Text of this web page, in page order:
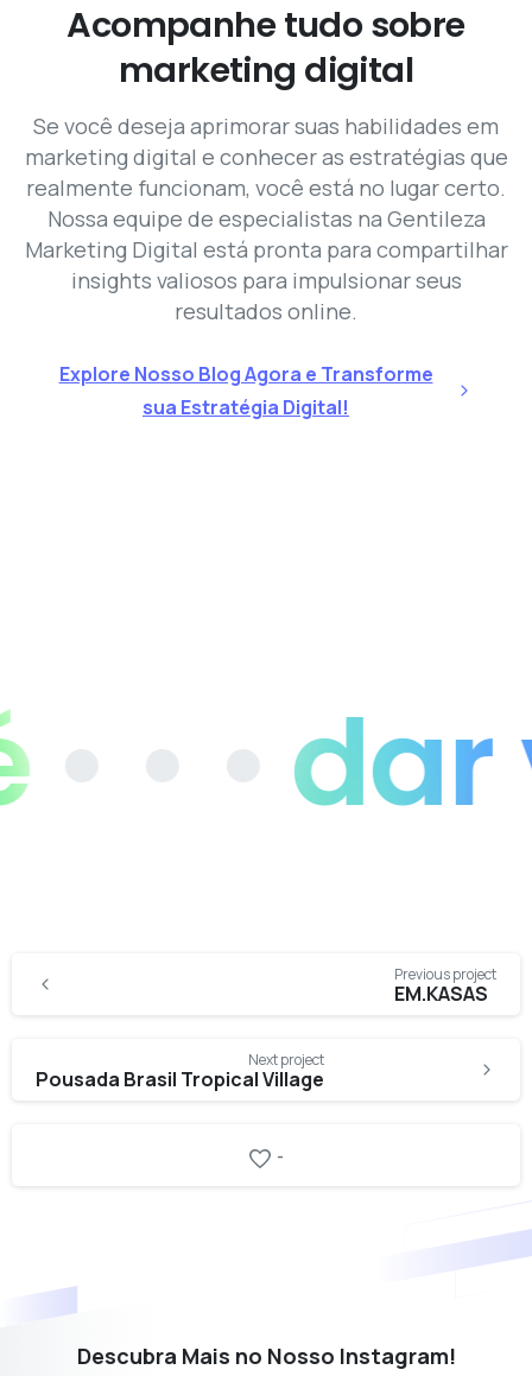
Acompanhe tudo sobre
marketing digital
Se você deseja aprimorar suas habilidades em
marketing digital e conhecer as estratégias que
realmente funcionam, você está no lugar certo.
Nossa equipe de especialistas na Gentileza
Marketing Digital está pronta para compartilhar
insights valiosos para impulsionar seus
resultados online.
Explore Nosso Blog Agora e Transforme
sua Estratégia Digital!
• dar
Reading
Previous project
EM.KASAS
Next project
Pousada Brasil Tropical Village
-
Descubra Mais no Nosso Instagram!